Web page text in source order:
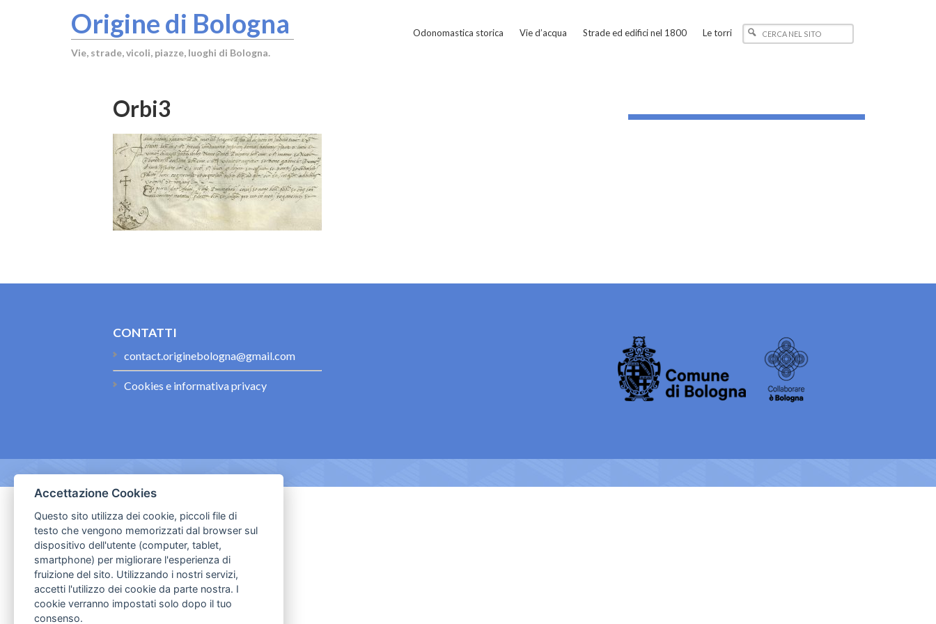
Origine di Bologna
Vie, strade, vicoli, piazze, luoghi di Bologna.
Odonomastica storica Vie d’acqua Strade ed edifici nel 1800 Le torri
Orbi3
CONTATTI
contact.originebologna@gmail.com
Cookies e informativa privacy
Accettazione Cookies
Questo sito utilizza dei cookie, piccoli file di
testo che vengono memorizzati dal browser sul
dispositivo dell'utente (computer, tablet,
smartphone) per migliorare l'esperienza di
fruizione del sito. Utilizzando i nostri servizi,
accetti l'utilizzo dei cookie da parte nostra. I
cookie verranno impostati solo dopo il tuo
consenso.